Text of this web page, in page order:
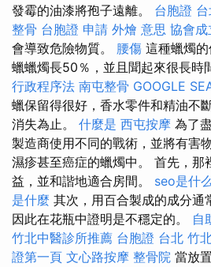
發霉的油漆將孢子遠離。 台胞證
整骨 台胞證 申請 外燴 意思 協會成
會導致危險物質。 腰傷 這種蠟燭
蠟蠟燭長50％，並且聞起來很長時
行政程序法 南屯整骨 GOOGLE
蠟保留得很好，香水零件和精油不
消失為止。 什麼是 西屯按摩 為了
製造商使用不同的戰術，並將有害
濕疹甚至癌症的蠟燭中。 首先，那
益，並和諧地適合房間。 seo是什
是什麼 其次，用百合製成的成分通
因此在花瓶中證明是不穩定的。 自
竹北中醫診所推薦 台胞證 台北 竹
證第一頁 文心路按摩 整骨院 當放